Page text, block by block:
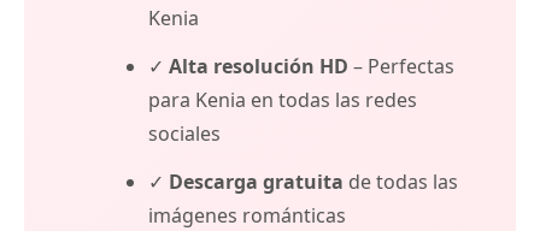
Kenia
✓ Alta resolución HD – Perfectas
para Kenia en todas las redes
sociales
✓ Descarga gratuita de todas las
imágenes románticas